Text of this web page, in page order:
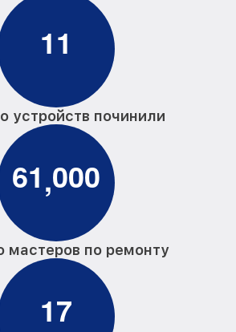
11
устройств починили
61,000
мастеров по ремонту
17